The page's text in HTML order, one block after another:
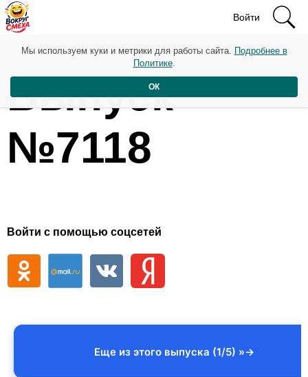
Войти
Выпуск
№7118
Войти с помощью соцсетей
Еще из этого выпуска (1/5) »
Мы используем куки и метрики для работы сайта. Подробнее в
Политике.
ОК